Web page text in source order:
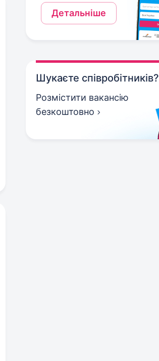
Детальніше
Шукаєте співробітників?
Розмістити вакансію
безкоштовно